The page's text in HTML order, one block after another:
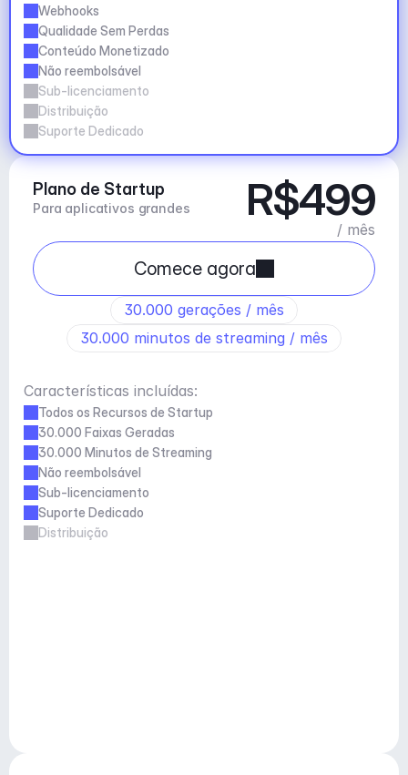
Webhooks
Qualidade Sem Perdas
Conteúdo Monetizado
Não reembolsável
Sub-licenciamento
Distribuição
Suporte Dedicado
Plano de Startup
Para aplicativos grandes R$499
/ mês
Comece agora
30.000 gerações / mês
30.000 minutos de streaming / mês
Características incluídas:
Todos os Recursos de Startup
30.000 Faixas Geradas
30.000 Minutos de Streaming
Não reembolsável
Sub-licenciamento
Suporte Dedicado
Distribuição